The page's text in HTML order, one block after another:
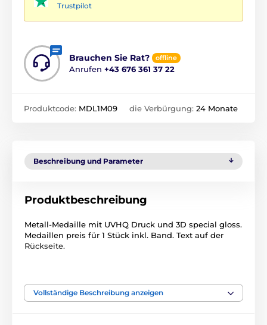
Trustpilot
Brauchen Sie Rat? offline
Anrufen +43 676 361 37 22
Produktcode: MDL1M09 die Verbürgung: 24 Monate
Beschreibung und Parameter
Produktbeschreibung
Metall-Medaille mit UVHQ Druck und 3D special gloss.
Medaillen preis für 1 Stück inkl. Band. Text auf der
Rückseite.
Vollständige Beschreibung anzeigen